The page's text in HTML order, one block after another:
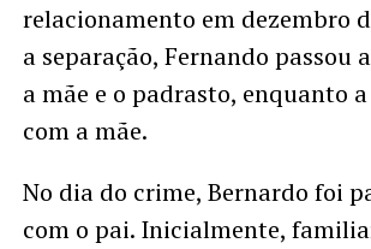
relacionamento em dezembro
a separação, Fernando passou
a mãe e o padrasto, enquanto
com a mãe.
No dia do crime, Bernardo foi
com o pai. Inicialmente,